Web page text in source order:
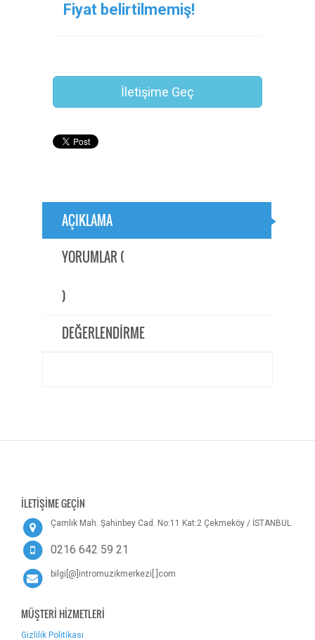
Fiyat belirtilmemiş!
İletişime Geç
AÇIKLAMA
YORUMLAR (
)
DEĞERLENDİRME
İLETİŞİME GEÇİN
Çamlık Mah. Şahinbey Cad. No:11 Kat:2 Çekmeköy / İSTANBUL
0216 642 59 21
bilgi[@]intromuzikmerkezi[.]com
MÜŞTERİ HİZMETLERİ
Gizlilik Politikası